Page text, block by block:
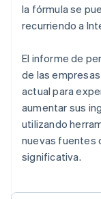
la fórmula se
recurriendo a
El informe de
de las
actual para
aumentar sus
utilizando
nuevas fuentes
significativa.